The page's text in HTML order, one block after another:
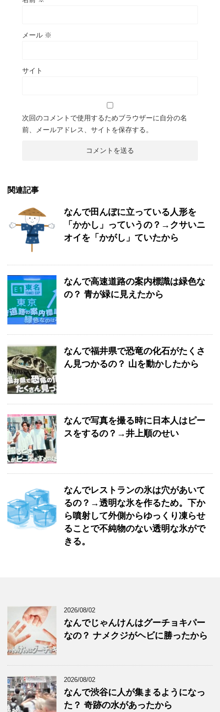
メール ※
サイト
次回のコメントで使用するためブラウザーに自分の名
前、メールアドレス、サイトを保存する。
関連記事
なんで田んぼに立っている人形を
「かかし」っていうの？→クサいニ
オイを「かがし」ていたから
なんで高速道路の案内標識は緑色な
の？ 青が緑に見えたから
なんで福井県で恐竜の化石がたくさ
ん見つかるの？ 山を動かしたから
なんで写真を撮る時に日本人はピー
スをするの？→井上順のせい
なんでレストランの氷は穴があいて
るの？→透明な氷を作るため。下か
ら噴射して外側からゆっくり凍らせ
ることで不純物のない透明な氷がで
きる。
2026/08/02
なんでじゃんけんはグーチョキパー
なの？ ナメクジがヘビに勝ったから
2026/08/02
なんで渋谷に人が集まるようになっ
た？ 奇跡の水があったから